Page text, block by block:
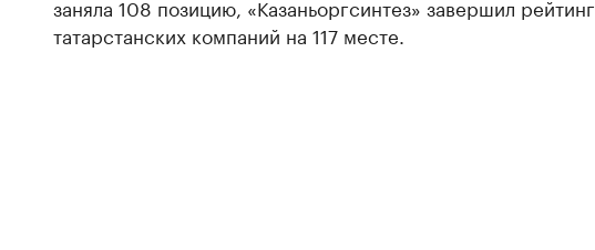
заняла 108 позицию, «Казаньоргсинтез» завершил рейтинг
татарстанских компаний на 117 месте.